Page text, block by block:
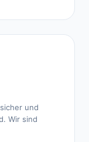
sicher und
Wir sind